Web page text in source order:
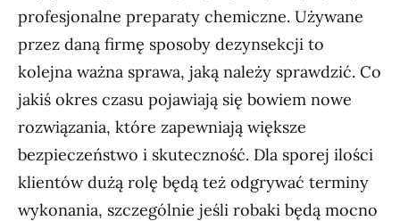
profesjonalne preparaty chemiczne. Używane
przez daną firmę sposoby dezynsekcji to
kolejna ważna sprawa, jaką należy sprawdzić. Co
jakiś okres czasu pojawiają się bowiem nowe
rozwiązania, które zapewniają większe
bezpieczeństwo i skuteczność. Dla sporej ilości
klientów dużą rolę będą też odgrywać terminy
wykonania, szczególnie jeśli robaki będą mocno